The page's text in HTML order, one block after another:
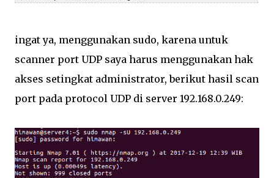
ingat ya, menggunakan sudo, karena untuk
scanner port UDP saya harus menggunakan hak
akses setingkat administrator, berikut hasil scan
port pada protocol UDP di server 192.168.0.249: